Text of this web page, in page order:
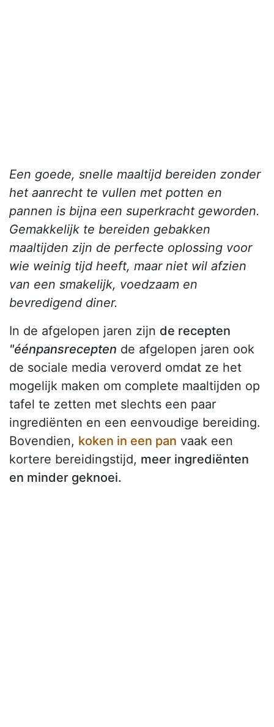
Een goede, snelle maaltijd bereiden zonder
het aanrecht te vullen met potten en
pannen is bijna een superkracht geworden.
Gemakkelijk te bereiden gebakken
maaltijden zijn de perfecte oplossing voor
wie weinig tijd heeft, maar niet wil afzien
van een smakelijk, voedzaam en
bevredigend diner.
In de afgelopen jaren zijn de recepten
"éénpansrecepten de afgelopen jaren ook
de sociale media veroverd omdat ze het
mogelijk maken om complete maaltijden op
tafel te zetten met slechts een paar
ingrediënten en een eenvoudige bereiding.
Bovendien, koken in een pan vaak een
kortere bereidingstijd, meer ingrediënten
en minder geknoei.